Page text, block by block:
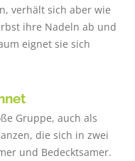
verhält sich aber wie
ihre Nadeln ab und
eignet sie sich
Gruppe, auch als
die sich in zwei
und Bedecktsamer.